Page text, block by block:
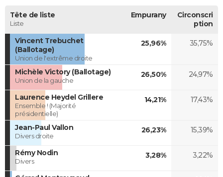
Tête de liste
Liste
Empurany
Circonscri
ption
Vincent Trebuchet
(Ballotage)
Union de l'extrême droite
25,96% 35,75%
Michèle Victory (Ballotage)
Union de la gauche
26,50% 24,97%
Laurence Heydel Grillere
Ensemble ! (Majorité
présidentielle)
14,21% 17,43%
Jean-Paul Vallon
Divers droite
26,23% 15,39%
Rémy Nodin
Divers
3,28% 3,22%